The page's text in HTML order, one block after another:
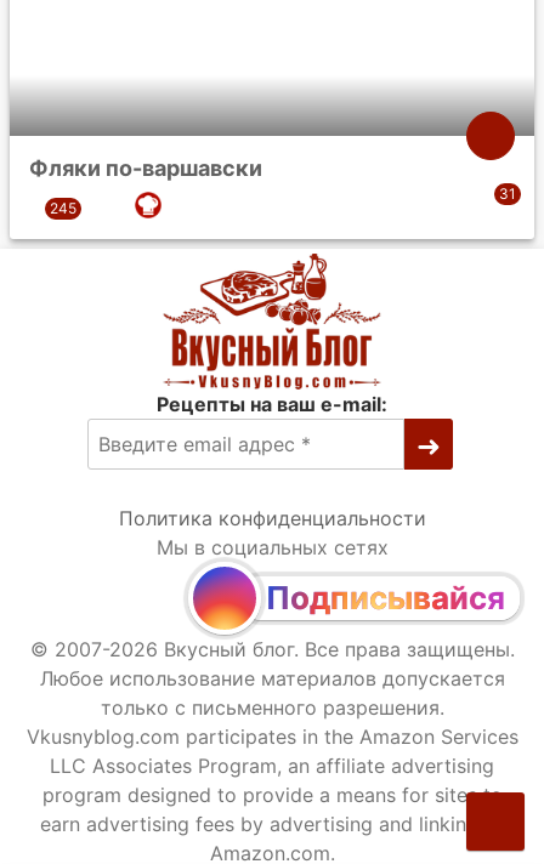
Фляки по-варшавски
Рецепты на ваш e-mail:
Политика конфиденциальности
Мы в социальных сетях
Подписывайся
© 2007-2026 Вкусный блог. Все права защищены.
Любое использование материалов допускается
только с письменного разрешения.
Vkusnyblog.com participates in the Amazon Services
LLC Associates Program, an affiliate advertising
program designed to provide a means for sites to
earn advertising fees by advertising and linking to
Amazon.com.